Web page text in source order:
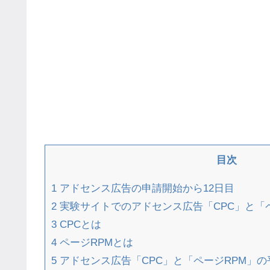
目次
1 アドセンス広告の申請開始から12日目
2 実験サイトでのアドセンス広告「CPC」と「
3 CPCとは
4 ページRPMとは
5 アドセンス広告「CPC」と「ページRPM」の